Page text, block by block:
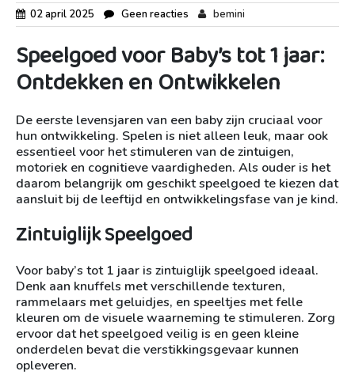
02 april 2025 Geen reacties bemini
Speelgoed voor Baby’s tot 1 jaar:
Ontdekken en Ontwikkelen
De eerste levensjaren van een baby zijn cruciaal voor
hun ontwikkeling. Spelen is niet alleen leuk, maar ook
essentieel voor het stimuleren van de zintuigen,
motoriek en cognitieve vaardigheden. Als ouder is het
daarom belangrijk om geschikt speelgoed te kiezen dat
aansluit bij de leeftijd en ontwikkelingsfase van je kind.
Zintuiglijk Speelgoed
Voor baby’s tot 1 jaar is zintuiglijk speelgoed ideaal.
Denk aan knuffels met verschillende texturen,
rammelaars met geluidjes, en speeltjes met felle
kleuren om de visuele waarneming te stimuleren. Zorg
ervoor dat het speelgoed veilig is en geen kleine
onderdelen bevat die verstikkingsgevaar kunnen
opleveren.